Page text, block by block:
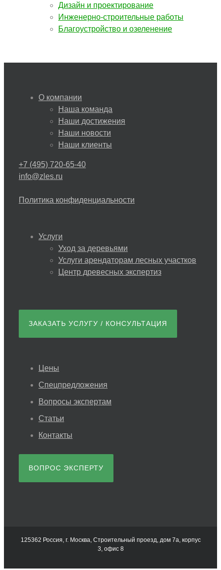
Дизайн и проектирование
Инженерно-строительные работы
Благоустройство и озеленение
О компании
Наша команда
Наши достижения
Наши новости
Наши клиенты
+7 (495) 720-65-40
info@zles.ru
Политика конфиденциальности
Услуги
Уход за деревьями
Услуги арендаторам лесных участков
Центр древесных экспертиз
ЗАКАЗАТЬ УСЛУГУ / КОНСУЛЬТАЦИЯ
Цены
Спецпредложения
Вопросы экспертам
Статьи
Контакты
ВОПРОС ЭКСПЕРТУ
125362 Россия, г. Москва, Строительный проезд, дом 7а, корпус
3, офис 8